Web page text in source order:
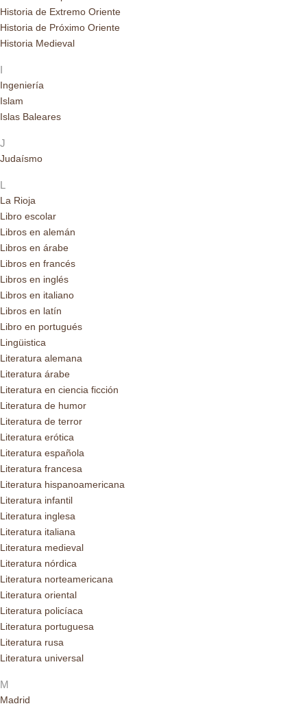
Historia de Extremo Oriente
Historia de Próximo Oriente
Historia Medieval
I
Ingeniería
Islam
Islas Baleares
J
Judaísmo
L
La Rioja
Libro escolar
Libros en alemán
Libros en árabe
Libros en francés
Libros en inglés
Libros en italiano
Libros en latín
Libro en portugués
Lingüistica
Literatura alemana
Literatura árabe
Literatura en ciencia ficción
Literatura de humor
Literatura de terror
Literatura erótica
Literatura española
Literatura francesa
Literatura hispanoamericana
Literatura infantil
Literatura inglesa
Literatura italiana
Literatura medieval
Literatura nórdica
Literatura norteamericana
Literatura oriental
Literatura policíaca
Literatura portuguesa
Literatura rusa
Literatura universal
M
Madrid